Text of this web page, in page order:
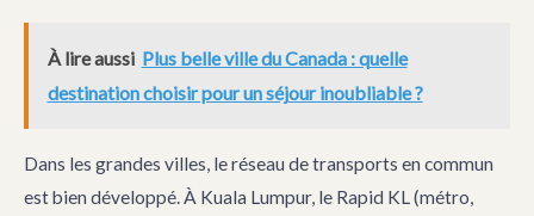
À lire aussi Plus belle ville du Canada : quelle
destination choisir pour un séjour inoubliable ?
Dans les grandes villes, le réseau de transports en commun
est bien développé. À Kuala Lumpur, le Rapid KL (métro,